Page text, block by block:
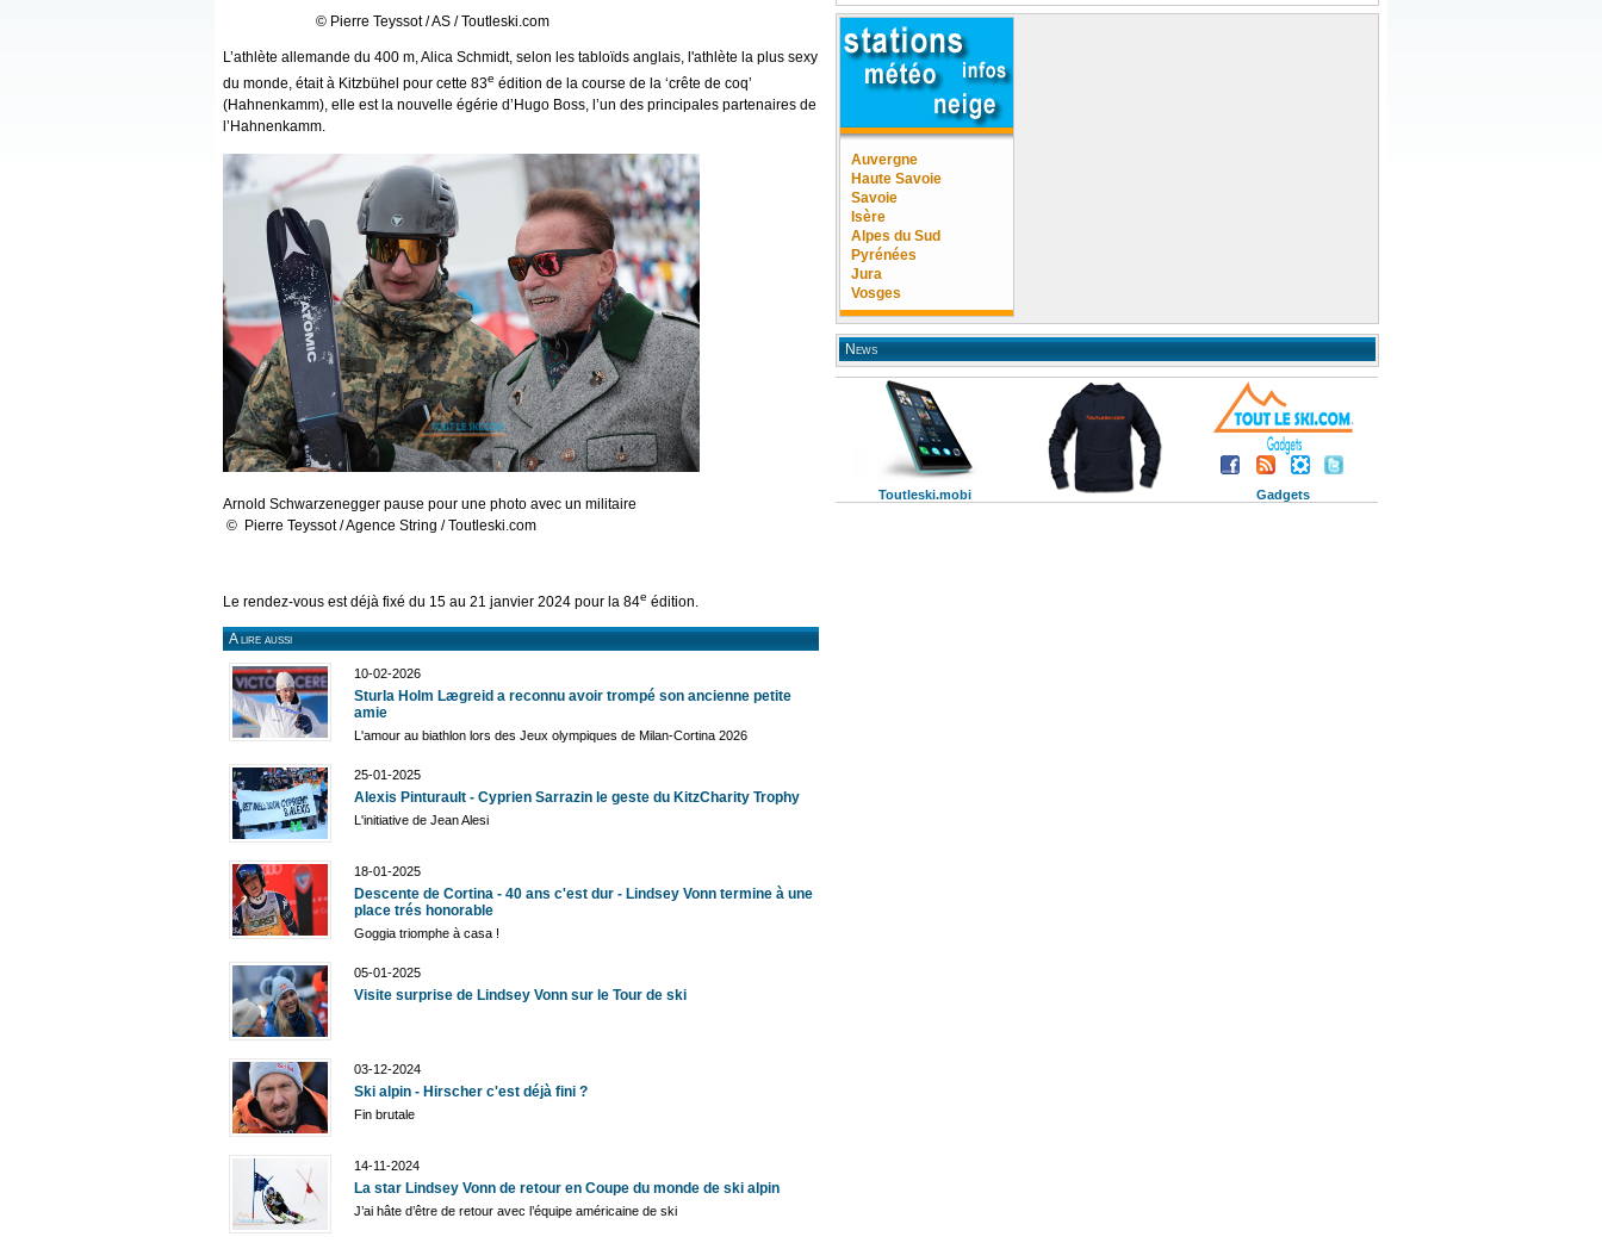
© Pierre Teyssot / AS / Toutleski.com
L’athlète allemande du 400 m, Alica Schmidt, selon les tabloïds anglais, l'athlète la plus sexy
du monde, était à Kitzbühel pour cette 83e édition de la course de la ‘crête de coq’
(Hahnenkamm), elle est la nouvelle égérie d’Hugo Boss, l’un des principales partenaires de
l’Hahnenkamm.
Arnold Schwarzenegger pause pour une photo avec un militaire
© Pierre Teyssot / Agence String / Toutleski.com
Le rendez-vous est déjà fixé du 15 au 21 janvier 2024 pour la 84e édition.
A lire aussi
10-02-2026
Sturla Holm Lægreid a reconnu avoir trompé son ancienne petite
amie
L'amour au biathlon lors des Jeux olympiques de Milan-Cortina 2026
25-01-2025
Alexis Pinturault - Cyprien Sarrazin le geste du KitzCharity Trophy
L'initiative de Jean Alesi
18-01-2025
Descente de Cortina - 40 ans c'est dur - Lindsey Vonn termine à une
place trés honorable
Goggia triomphe à casa !
05-01-2025
Visite surprise de Lindsey Vonn sur le Tour de ski
03-12-2024
Ski alpin - Hirscher c'est déjà fini ?
Fin brutale
14-11-2024
La star Lindsey Vonn de retour en Coupe du monde de ski alpin
J’ai hâte d’être de retour avec l’équipe américaine de ski
Auvergne
Haute Savoie
Savoie
Isère
Alpes du Sud
Pyrénées
Jura
Vosges
News
Toutleski.mobi Gadgets